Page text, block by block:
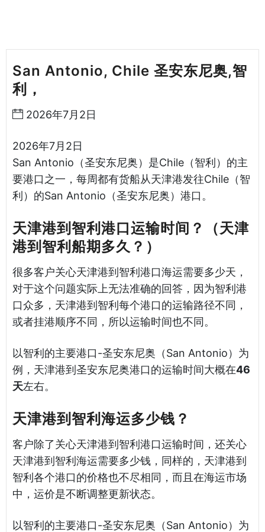
San Antonio, Chile 圣安东尼奥,智
利，
2026年7月2日
2026年7月2日
San Antonio（圣安东尼奥）是Chile（智利）的主
要港口之一，每周都有货船从天津港发往Chile（智
利）的San Antonio（圣安东尼奥）港口。
天津港到智利港口运输时间？（天津
港到智利船期多久？）
很多客户关心天津港到智利港口海运需要多少天，
对于这个问题实际上无法准确的回答，因为智利港
口众多，天津港到智利每个港口的运输路径不同，
或者挂港顺序不同，所以运输时间也不同。
以智利的主要港口-圣安东尼奥（San Antonio）为
例，天津港到圣安东尼奥港口的运输时间大概在46
天左右。
天津港到智利海运多少钱？
客户除了关心天津港到智利港口运输时间，还关心
天津港到智利海运需要多少钱，同样的，天津港到
智利各个港口的价格也不尽相同，而且在海运市场
中，运价是不断调整更新状态。
以智利的主要港口-圣安东尼奥（San Antonio）为